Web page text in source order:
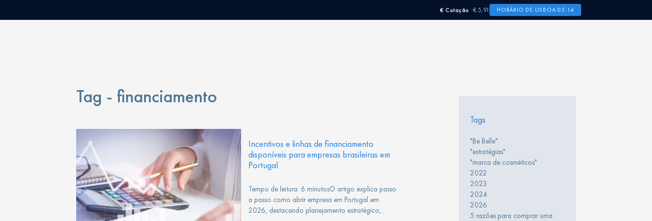
€ Cotação € 5,91 HORÁRIO DE LISBOA 05:14
Tag - financiamento
Incentivos e linhas de financiamento
disponíveis para empresas brasileiras em
Portugal
Tempo de leitura: 6 minutosO artigo explica passo
a passo como abrir empresa em Portugal em
2026, destacando planejamento estratégico,...
Tags
"Be Belle"
"estratégias"
"marca de cosméticos"
2022
2023
2024
2026
5 razões para comprar uma